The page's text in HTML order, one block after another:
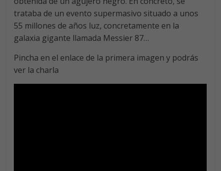
trataba de un evento supermasivo situado a unos
55 millones de años luz, concretamente en la
galaxia gigante llamada Messier 87…
Pincha en el enlace de la primera imagen y podrás
ver la charla